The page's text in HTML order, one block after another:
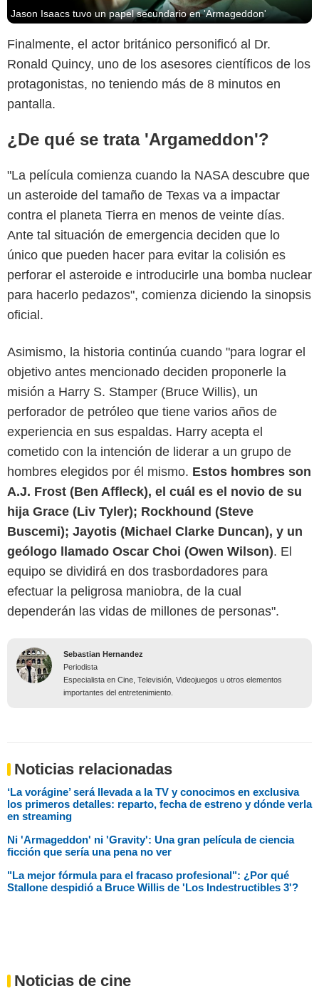
Jason Isaacs tuvo un papel secundario en 'Armageddon'
Finalmente, el actor británico personificó al Dr.
Ronald Quincy, uno de los asesores científicos de los
protagonistas, no teniendo más de 8 minutos en
pantalla.
¿De qué se trata 'Argameddon'?
"La película comienza cuando la NASA descubre que
un asteroide del tamaño de Texas va a impactar
contra el planeta Tierra en menos de veinte días.
Ante tal situación de emergencia deciden que lo
único que pueden hacer para evitar la colisión es
perforar el asteroide e introducirle una bomba nuclear
para hacerlo pedazos", comienza diciendo la sinopsis
oficial.
Asimismo, la historia continúa cuando "para lograr el
objetivo antes mencionado deciden proponerle la
misión a Harry S. Stamper (Bruce Willis), un
perforador de petróleo que tiene varios años de
experiencia en sus espaldas. Harry acepta el
cometido con la intención de liderar a un grupo de
hombres elegidos por él mismo. Estos hombres son
A.J. Frost (Ben Affleck), el cuál es el novio de su
hija Grace (Liv Tyler); Rockhound (Steve
Buscemi); Jayotis (Michael Clarke Duncan), y un
geólogo llamado Oscar Choi (Owen Wilson). El
equipo se dividirá en dos trasbordadores para
efectuar la peligrosa maniobra, de la cual
dependerán las vidas de millones de personas".
Sebastian Hernandez
Periodista
Especialista en Cine, Televisión, Videojuegos u otros elementos
importantes del entretenimiento.
Noticias relacionadas
‘La vorágine’ será llevada a la TV y conocimos en exclusiva
los primeros detalles: reparto, fecha de estreno y dónde verla
en streaming
Ni 'Armageddon' ni 'Gravity': Una gran película de ciencia
ficción que sería una pena no ver
"La mejor fórmula para el fracaso profesional": ¿Por qué
Stallone despidió a Bruce Willis de 'Los Indestructibles 3'?
Noticias de cine